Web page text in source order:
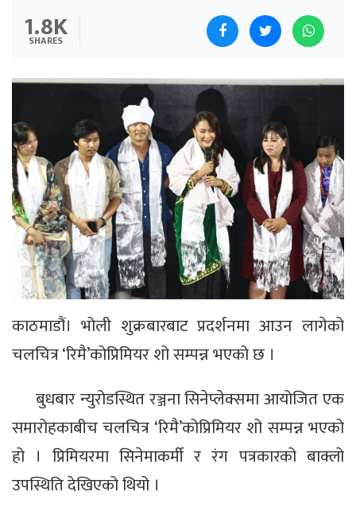
1.8K
SHARES
काठमाडौं। भोली शुक्रबारबाट प्रदर्शनमा आउन लागेको
चलचित्र ‘रिमै’कोप्रिमियर शो सम्पन्न भएको छ ।
बुधबार न्युरोडस्थित रञ्जना सिनेप्लेक्समा आयोजित एक
समारोहकाबीच चलचित्र ‘रिमै’कोप्रिमियर शो सम्पन्न भएको
हो । प्रिमियरमा सिनेमाकर्मी र रंग पत्रकारको बाक्लो
उपस्थिति देखिएको थियो ।